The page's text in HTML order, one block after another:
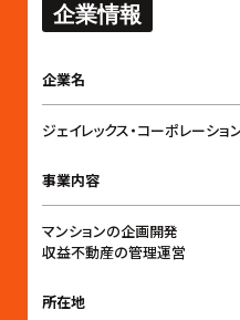
企業情報
企業名
ジェイレックス・コーポレーシ
事業内容
マンションの企画開発
収益不動産の管理運営
所在地